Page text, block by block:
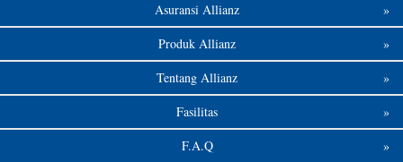
Asuransi Allianz
»
Produk Allianz
»
Tentang Allianz
»
Fasilitas
»
F.A.Q
»